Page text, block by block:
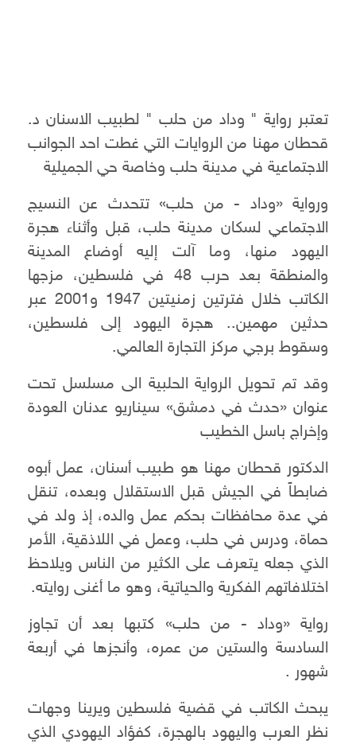
تعتبر رواية " وداد من حلب " لطبيب الاسنان د.
قحطان مهنا من الروايات التي غطت احد الجوانب
الاجتماعية في مدينة حلب وخاصة حي الجميلية
ورواية «وداد - من حلب» تتحدث عن النسيج
الاجتماعي لسكان مدينة حلب، قبل وأثناء هجرة
اليهود منها، وما آلت إليه أوضاع المدينة
والمنطقة بعد حرب 48 في فلسطين، مزجها
الكاتب خلال فترتين زمنيتين 1947 و2001 عبر
حدثين مهمين.. هجرة اليهود إلى فلسطين،
وسقوط برجي مركز التجارة العالمي.
وقد تم تحويل الرواية الحلبية الى مسلسل تحت
عنوان «حدث في دمشق» سيناريو عدنان العودة
وإخراج باسل الخطيب
الدكتور قحطان مهنا هو طبيب أسنان، عمل أبوه
ضابطاً في الجيش قبل الاستقلال وبعده، تنقل
في عدة محافظات بحكم عمل والده، إذ ولد في
حماة، ودرس في حلب، وعمل في اللاذقية، الأمر
الذي جعله يتعرف على الكثير من الناس ويلاحظ
اختلافاتهم الفكرية والحياتية، وهو ما أغنى روايته.
رواية «وداد - من حلب» كتبها بعد أن تجاوز
السادسة والستين من عمره، وأنجزها في أربعة
شهور .
يبحث الكاتب في قضية فلسطين ويرينا وجهات
نظر العرب واليهود بالهجرة، كفؤاد اليهودي الذي